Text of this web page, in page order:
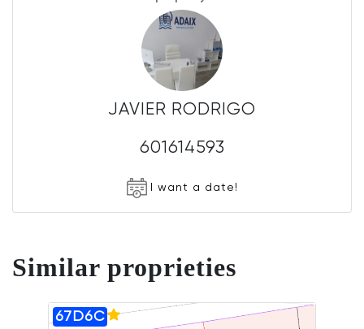
JAVIER RODRIGO
601614593
I want a date!
Similar proprieties
67D6C